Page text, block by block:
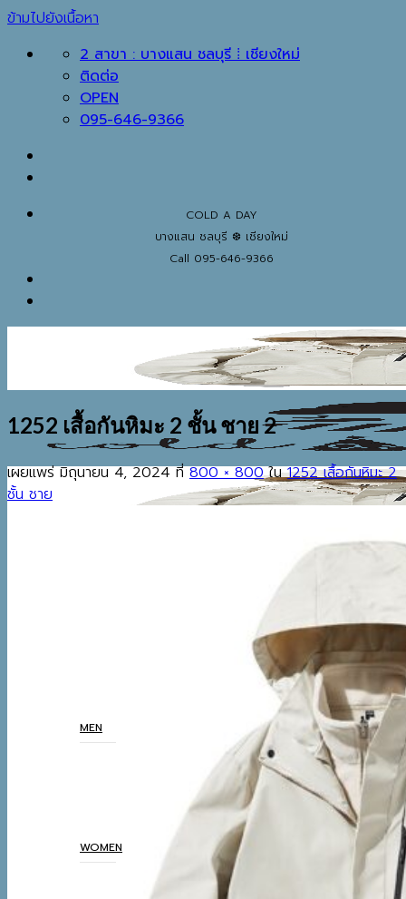
ข้ามไปยังเนื้อหา
2 สาขา : บางแสน ชลบุรี ⁞ เชียงใหม่
ติดต่อ
OPEN
095-646-9366
COLD A DAY
บางแสน ชลบุรี ❆ เชียงใหม่
Call 095-646-9366
MEN
THERMAL UNDERWEAR
WOMEN
COATS
1252 เสื้อกันหิมะ 2 ชั้น ชาย 2
เผยแพร่มิถุนายน 4, 2024ที่800 × 800ใน1252 เสื้อกันหิมะ 2
ชั้น ชาย